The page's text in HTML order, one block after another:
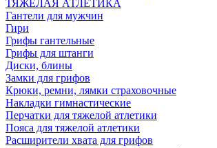
ТЯЖЕЛАЯ АТЛЕТИКА
Гантели для мужчин
Гири
Грифы гантельные
Грифы для штанги
Диски, блины
Замки для грифов
Крюки, ремни, лямки страховочные
Накладки гимнастические
Перчатки для тяжелой атлетики
Пояса для тяжелой атлетики
Расширители хвата для грифов